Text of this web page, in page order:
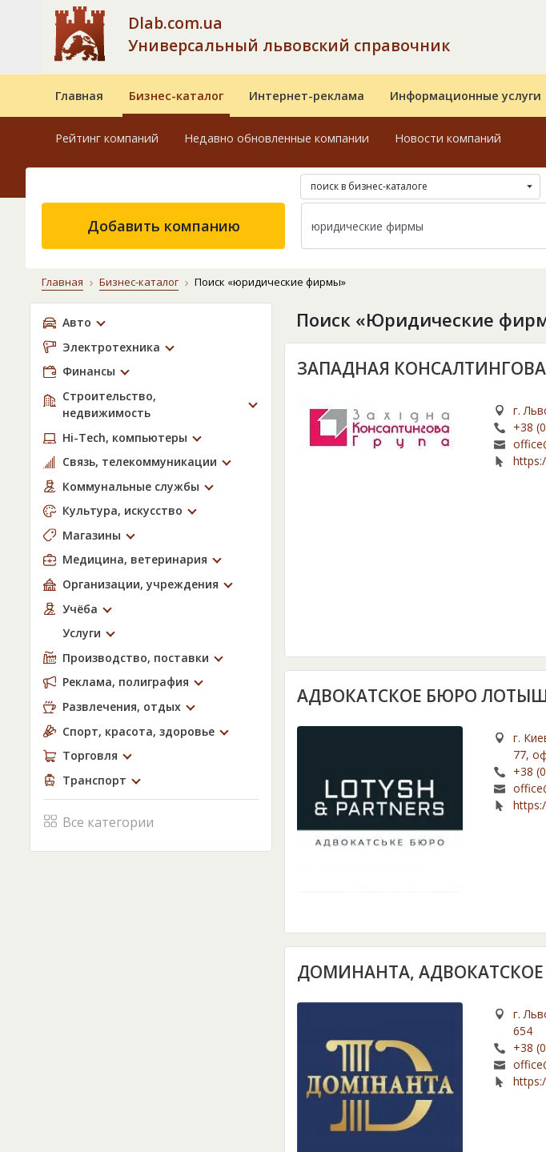
Dlab.com.ua
Универсальный львовский справочник
Главная Бизнес-каталог Интернет-реклама Информационные услуги
Рейтинг компаний Недавно обновленные компании Новости компаний
поиск в бизнес-каталоге
Добавить компанию
Главная Бизнес-каталог Поиск «юридические фирмы»
Авто
Электротехника
Финансы
Строительство,
недвижимость
Hi-Tech, компьютеры
Связь, телекоммуникации
Коммунальные службы
Культура, искусство
Магазины
Медицина, ветеринария
Организации, учреждения
Учёба
Услуги
Производство, поставки
Реклама, полиграфия
Развлечения, отдых
Спорт, красота, здоровье
Торговля
Транспорт
Все категории
Поиск «Юридические
ЗАПАДНАЯ
г.
+38
АДВОКАТСКОЕ БЮРО
г.
77,
+38
ДОМИНАНТА,
г.
654
+38